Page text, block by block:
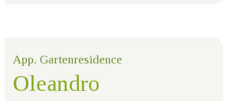
App. Gartenresidence
Oleandro